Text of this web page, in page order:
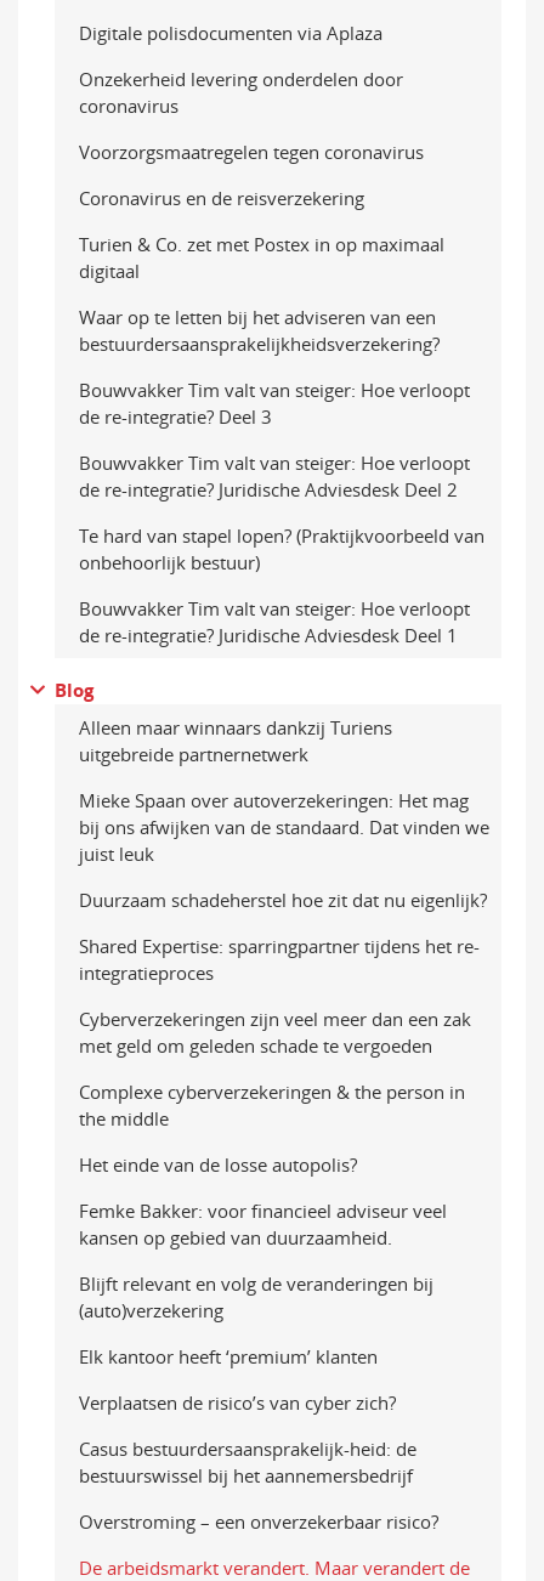
Digitale polisdocumenten via Aplaza
Onzekerheid levering onderdelen door
coronavirus
Voorzorgsmaatregelen tegen coronavirus
Coronavirus en de reisverzekering
Turien & Co. zet met Postex in op maximaal
digitaal
Waar op te letten bij het adviseren van een
bestuurders­aansprakelijkheidsverzekering?
Bouwvakker Tim valt van steiger: Hoe verloopt
de re-integratie? Deel 3
Bouwvakker Tim valt van steiger: Hoe verloopt
de re-integratie? Juridische Adviesdesk Deel 2
Te hard van stapel lopen? (Praktijkvoorbeeld van
onbehoorlijk bestuur)
Bouwvakker Tim valt van steiger: Hoe verloopt
de re-integratie? Juridische Adviesdesk Deel 1
Blog
Alleen maar winnaars dankzij Turiens
uitgebreide partnernetwerk
Mieke Spaan over autoverzekeringen: Het mag
bij ons afwijken van de standaard. Dat vinden we
juist leuk
Duurzaam schadeherstel hoe zit dat nu eigenlijk?
Shared Expertise: sparringpartner tijdens het re-
integratieproces
Cyberverzekeringen zijn veel meer dan een zak
met geld om geleden schade te vergoeden
Complexe cyberverzekeringen & the person in
the middle
Het einde van de losse autopolis?
Femke Bakker: voor financieel adviseur veel
kansen op gebied van duurzaamheid.
Blijft relevant en volg de veranderingen bij
(auto)verzekering
Elk kantoor heeft ‘premium’ klanten
Verplaatsen de risico’s van cyber zich?
Casus bestuurdersaansprakelijk-heid: de
bestuurswissel bij het aannemersbedrijf
Overstroming – een onverzekerbaar risico?
De arbeidsmarkt verandert. Maar verandert de